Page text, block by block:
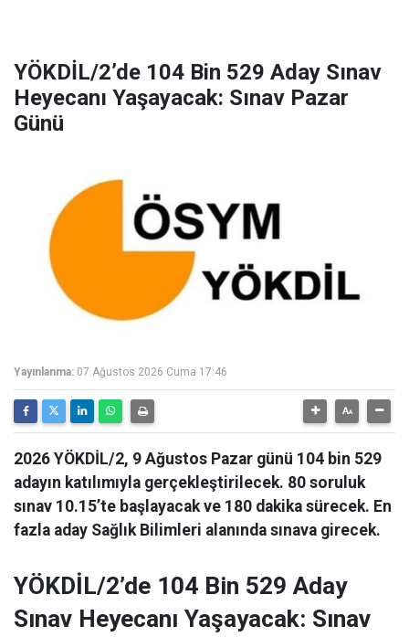
YÖKDİL/2’de 104 Bin 529 Aday Sınav
Heyecanı Yaşayacak: Sınav Pazar
Günü
Yayınlanma: 07 Ağustos 2026 Cuma 17:46
2026 YÖKDİL/2, 9 Ağustos Pazar günü 104 bin 529
adayın katılımıyla gerçekleştirilecek. 80 soruluk
sınav 10.15’te başlayacak ve 180 dakika sürecek. En
fazla aday Sağlık Bilimleri alanında sınava girecek.
YÖKDİL/2’de 104 Bin 529 Aday
Sınav Heyecanı Yaşayacak: Sınav